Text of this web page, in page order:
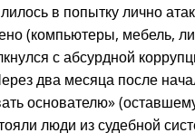
в попытку лично
(компьютеры, мебель,
с абсурдной
два месяца после
основателю
люди из судебной